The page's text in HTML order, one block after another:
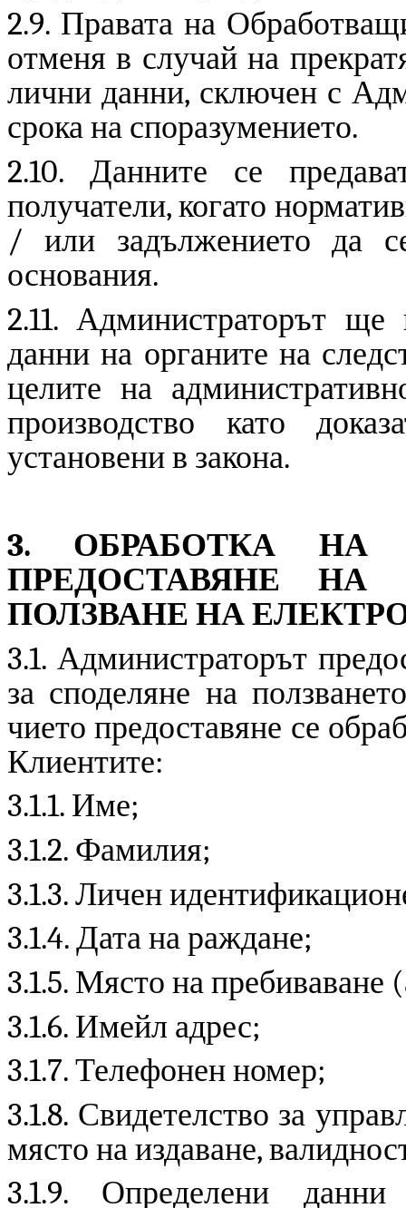
2.9. Правата на
отменя в случай на
лични данни, сключен с
срока на споразумението.
2.10. Данните се
получатели, когато
/ или задължението да
основания.
2.11. Администраторът
данни на органите на
целите на
производство като
установени в закона.
3. ОБРАБОТКА
ПРЕДОСТАВЯНЕ
ПОЛЗВАНЕ НА
3.1. Администраторът
за споделяне на
чието предоставяне се
Клиентите:
3.1.1. Име;
3.1.2. Фамилия;
3.1.3. Личен
3.1.4. Дата на раждане;
3.1.5. Място на пребиваване
3.1.6. Имейл адрес;
3.1.7. Телефонен номер;
3.1.8. Свидетелство за
място на издаване,
3.1.9. Определени